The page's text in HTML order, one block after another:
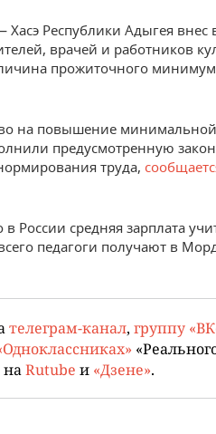
Республики Адыгея внес
врачей и работников
прожиточного
на повышение
предусмотренную
труда,
в России средняя зарплата
педагоги получают в
телеграм-канал, группу
наRutube и «Дзене».